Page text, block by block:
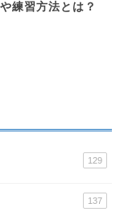
練習方法とは？
129
137